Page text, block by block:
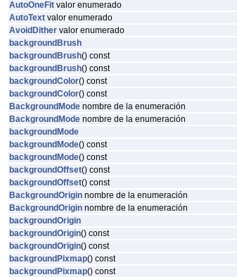
AutoOneFit valor enumerado
AutoText valor enumerado
AvoidDither valor enumerado
backgroundBrush
backgroundBrush() const
backgroundBrush() const
backgroundColor() const
backgroundColor() const
BackgroundMode nombre de la enumeración
BackgroundMode nombre de la enumeración
backgroundMode
backgroundMode() const
backgroundMode() const
backgroundOffset() const
backgroundOffset() const
BackgroundOrigin nombre de la enumeración
BackgroundOrigin nombre de la enumeración
backgroundOrigin
backgroundOrigin() const
backgroundOrigin() const
backgroundPixmap() const
backgroundPixmap() const